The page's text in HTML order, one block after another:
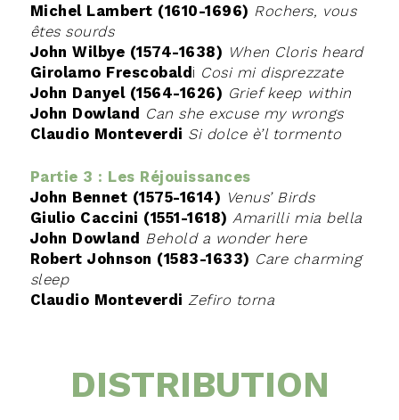
Michel Lambert (1610-1696) Rochers, vous
êtes sourds
John Wilbye (1574-1638) When Cloris heard
Girolamo Frescobald i Cosi mi disprezzate
John Danyel (1564-1626) Grief keep within
John Dowland
Can she excuse my wrongs
Claudio Monteverdi Si dolce è’l tormento
Partie 3 : Les Réjouissances
John Bennet (1575-1614) Venus’ Birds
Giulio Caccini (1551-1618) Amarilli mia bella
John Dowland
Behold a wonder here
Robert Johnson (1583-1633) Care charming
sleep
Claudio Monteverdi Zefiro torna
DISTRIBUTION